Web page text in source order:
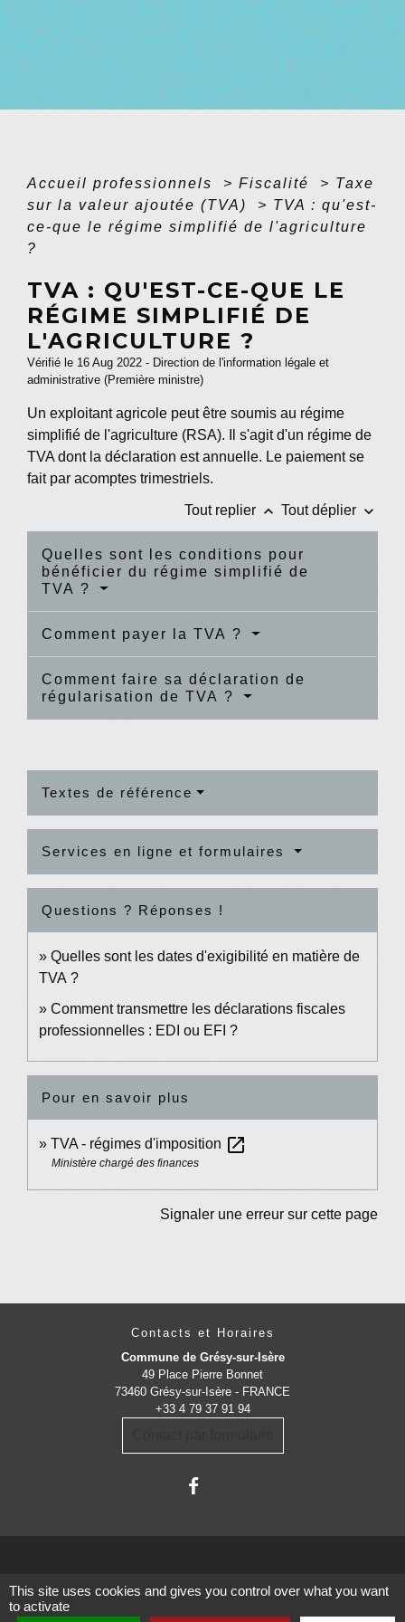
Accueil professionnels > Fiscalité > Taxe
sur la valeur ajoutée (TVA)
> TVA : qu'est-
ce-que le régime simplifié de l'agriculture
?
TVA : QU'EST-CE-QUE LE
RÉGIME SIMPLIFIÉ DE
L'AGRICULTURE ?
Vérifié le 16 Aug 2022 - Direction de l'information légale et
administrative (Première ministre)
Un exploitant agricole peut être soumis au régime
simplifié de l'agriculture (RSA). Il s'agit d'un régime de
TVA dont la déclaration est annuelle. Le paiement se
fait par acomptes trimestriels.
Tout replier keyboard_arrow_up Tout déplier keyboard_arrow_down
Quelles sont les conditions pour
bénéficier du régime simplifié de
TVA ?
Comment payer la TVA ?
Comment faire sa déclaration de
régularisation de TVA ?
Textes de référence
Services en ligne et formulaires
Questions ? Réponses !
Quelles sont les dates d'exigibilité en matière de
TVA ?
Comment transmettre les déclarations fiscales
professionnelles : EDI ou EFI ?
Pour en savoir plus
TVA - régimes d'imposition open_in_new
Ministère chargé des finances
Signaler une erreur sur cette page
Contacts et Horaires
Commune de Grésy-sur-Isère
49 Place Pierre Bonnet
73460 Grésy-sur-Isère - FRANCE
+33 4 79 37 91 94
Administrations
This site uses cookies and gives you control over what you want
to activate